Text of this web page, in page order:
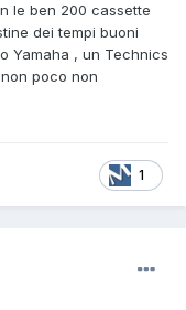
le ben 200 cassette
dei tempi buoni
Yamaha , un Technics
poco non
1